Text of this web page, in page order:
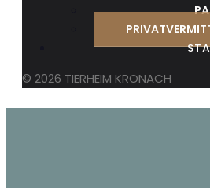
© 2026 TIERHEIM KRONACH